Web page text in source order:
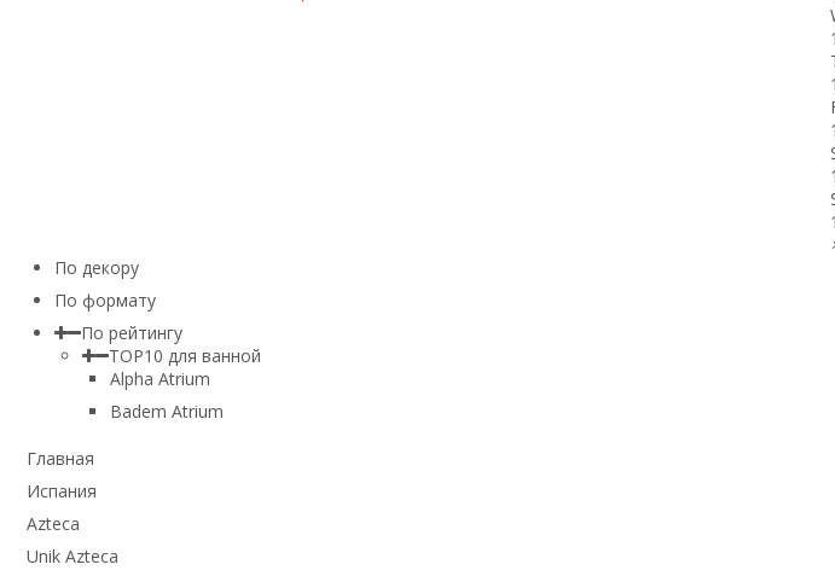
По декору
По формату
По рейтингу
TOP10 для ванной
Alpha Atrium
Badem Atrium
Главная
Испания
Azteca
Unik Azteca